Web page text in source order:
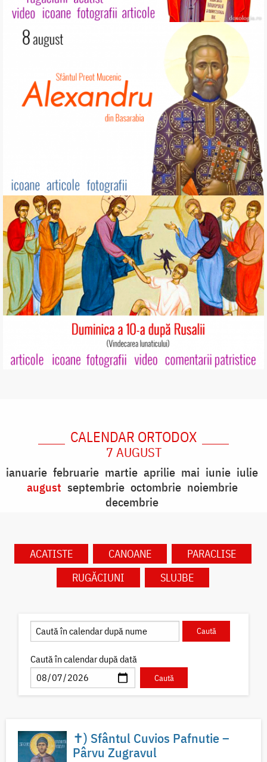
CALENDAR ORTODOX
7 AUGUST
ianuarie februarie martie aprilie mai iunie iulie
august septembrie octombrie noiembrie
decembrie
ACATISTE CANOANE
PARACLISE
RUGĂCIUNI
SLUJBE
Caută în calendar după dată
✝) Sfântul Cuvios Pafnutie –
Pârvu Zugravul